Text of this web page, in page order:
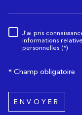
J'ai pris
informations
personnelles (*)
* Champ obligatoire
ENVOYER